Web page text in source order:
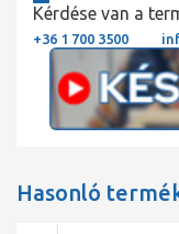
Kérdése van a
+36 1 700 3500
Hasonló